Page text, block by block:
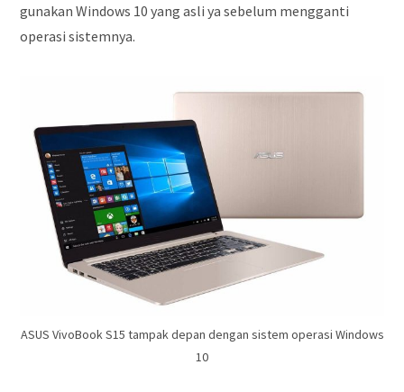
gunakan Windows 10 yang asli ya sebelum mengganti
operasi sistemnya.
ASUS VivoBook S15 tampak depan dengan sistem operasi Windows
10